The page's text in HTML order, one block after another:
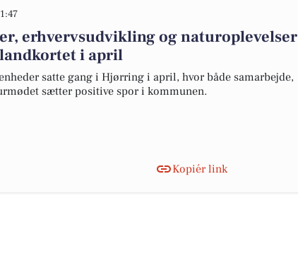
erhvervsudvikling og naturoplevelser
i april
satte gang i Hjørring i april, hvor både samarbejde,
sætter positive spor i kommunen.
Kopiér link